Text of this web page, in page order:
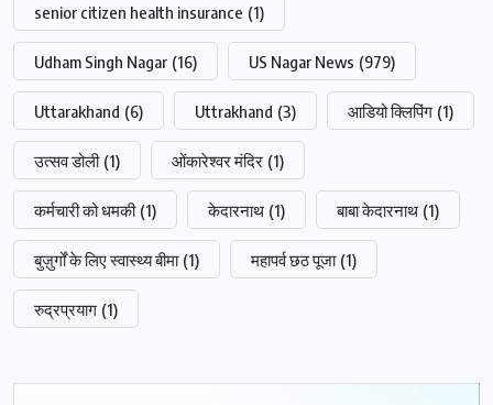
senior citizen health insurance (1)
Udham Singh Nagar (16) US Nagar News (979)
Uttarakhand (6) Uttrakhand (3) आडियो क्लिपिंग (1)
उत्सव डोली (1) ओंकारेश्वर मंदिर (1)
कर्मचारी को धमकी (1) केदारनाथ (1) बाबा केदारनाथ (1)
बुज़ुर्गों के लिए स्वास्थ्य बीमा (1) महापर्व छठ पूजा (1)
रुद्रप्रयाग (1)